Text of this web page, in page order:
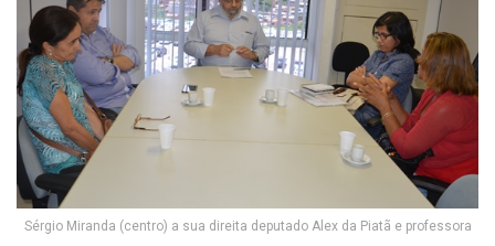
Sérgio Miranda (centro) a sua direita deputado Alex da Piatã e professora